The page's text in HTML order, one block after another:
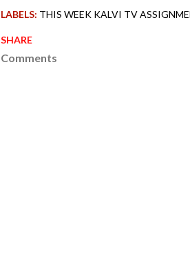
LABELS: THIS WEEK KALVI TV
SHARE
Comments